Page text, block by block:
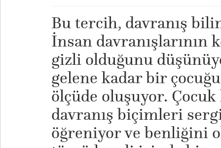
Bu tercih, davranış
İnsan
gizli olduğunu
gelene kadar bir
ölçüde oluşuyor.
davranış biçimleri
öğreniyor ve benliğini